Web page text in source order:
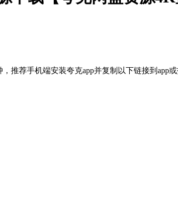
推荐手机端安装夸克app并复制以下链接到app或